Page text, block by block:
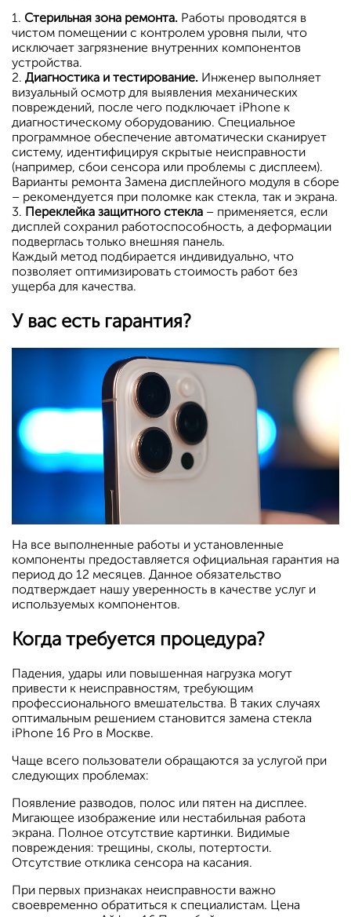
1. Стерильная зона ремонта. Работы проводятся в
чистом помещении с контролем уровня пыли, что
исключает загрязнение внутренних компонентов
устройства.
2. Диагностика и тестирование. Инженер выполняет
визуальный осмотр для выявления механических
повреждений, после чего подключает iPhone к
диагностическому оборудованию. Специальное
программное обеспечение автоматически сканирует
систему, идентифицируя скрытые неисправности
(например, сбои сенсора или проблемы с дисплеем).
Варианты ремонта Замена дисплейного модуля в сборе
– рекомендуется при поломке как стекла, так и экрана.
3. Переклейка защитного стекла – применяется, если
дисплей сохранил работоспособность, а деформации
подверглась только внешняя панель.
Каждый метод подбирается индивидуально, что
позволяет оптимизировать стоимость работ без
ущерба для качества.
У вас есть гарантия?
На все выполненные работы и установленные
компоненты предоставляется официальная гарантия на
период до 12 месяцев. Данное обязательство
подтверждает нашу уверенность в качестве услуг и
используемых компонентов.
Когда требуется процедура?
Падения, удары или повышенная нагрузка могут
привести к неисправностям, требующим
профессионального вмешательства. В таких случаях
оптимальным решением становится замена стекла
iPhone 16 Pro в Москве.
Чаще всего пользователи обращаются за услугой при
следующих проблемах:
Появление разводов, полос или пятен на дисплее.
Мигающее изображение или нестабильная работа
экрана. Полное отсутствие картинки. Видимые
повреждения: трещины, сколы, потертости.
Отсутствие отклика сенсора на касания.
При первых признаках неисправности важно
своевременно обратиться к специалистам. Цена